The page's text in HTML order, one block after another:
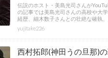
伝説のホスト・美島光司さんが
の記事では美島光司さんの高校や大
経歴、細木数子さんとの壮絶な確執
yujitake226
西村拓郎(神田うの旦那)